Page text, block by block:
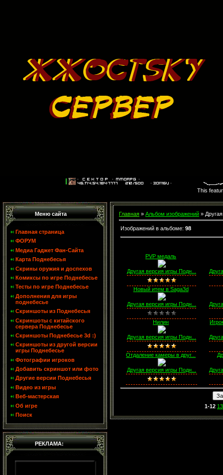
This
Меню сайта
Главная страница
ФОРУМ
Медиа Гаджет Фан-Сайта
Карта Поднебесья
Скрины оружия и доспехов
Комиксы по игре Поднебесье
Тесты по игре Поднебесье
Дополнения для игры
поднебесье
Скриншоты из Поднебесья
Скриншоты с китайского
сервера Поднебесье
Скриншоты Поднебесье 3d :)
Скриншоты из другой версии
игры Поднебесье
Фотографии игроков
Добавить скриншот или фото
Другие версии Поднебесья
Видео из игры
Веб-мастерская
Об игре
Поиск
РЕКЛАМА:
Главная » Альбом изображений »
Изображений в альбоме: 98
PVP медаль
Другая версия игры Подн...
Новый итем в Saga3d
Другая версия игры Подн...
Нилин
Другая версия игры Подн...
Отдаление камеры в друг...
Другая версия игры Подн...
1-12